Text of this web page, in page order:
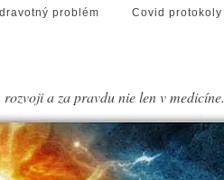
problém Covid protokoly
a za pravdu nie len v medicíne.